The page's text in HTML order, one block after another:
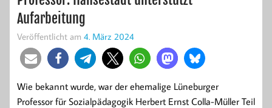
Aufarbeitung
Veröffentlicht am 4. März 2024
Wie bekannt wurde, war der ehemalige Lüneburger
Professor für Sozialpädagogik Herbert Ernst Colla-Müller Teil